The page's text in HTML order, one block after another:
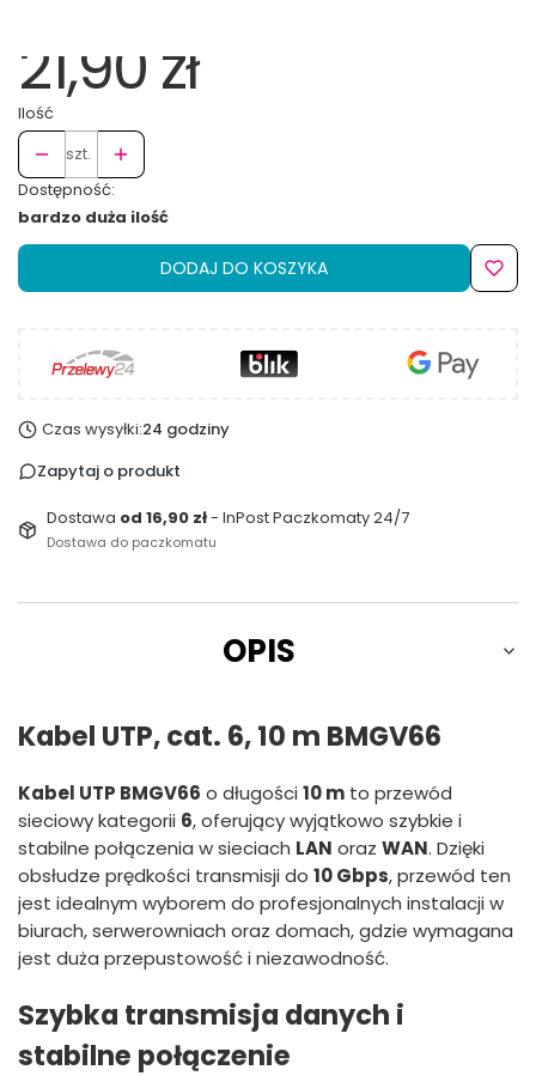
21,90 zł
Ilość
szt.
Dostępność:
bardzo duża ilość
DODAJ DO KOSZYKA
Czas wysyłki:24 godziny
Zapytaj o produkt
Dostawa od 16,90 zł- InPost Paczkomaty 24/7
Dostawa do paczkomatu
OPIS
Kabel UTP, cat. 6, 10 m BMGV66
Kabel UTP BMGV66 o długości 10 m to przewód
sieciowy kategorii 6, oferujący wyjątkowo szybkie i
stabilne połączenia w sieciach LAN oraz WAN. Dzięki
obsłudze prędkości transmisji do 10 Gbps, przewód ten
jest idealnym wyborem do profesjonalnych instalacji w
biurach, serwerowniach oraz domach, gdzie wymagana
jest duża przepustowość i niezawodność.
Szybka transmisja danych i
stabilne połączenie